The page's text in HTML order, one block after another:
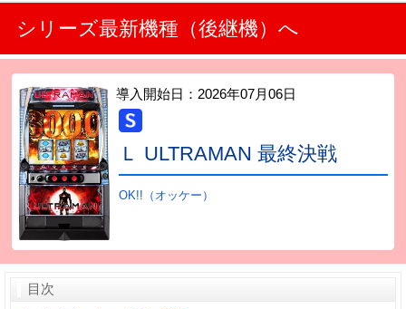
シリーズ最新機種（後継機）へ
導入開始日： 2026年07月06日
Ｌ ULTRAMAN 最終決戦
OK!!（オッケー）
目次